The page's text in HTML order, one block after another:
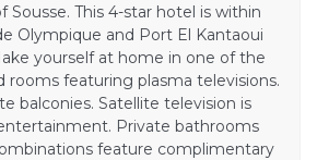
Sousse. This 4-star hotel is within
Olympique and Port El Kantaoui
yourself at home in one of the
rooms featuring plasma televisions.
balconies. Satellite television is
Private bathrooms
feature complimentary